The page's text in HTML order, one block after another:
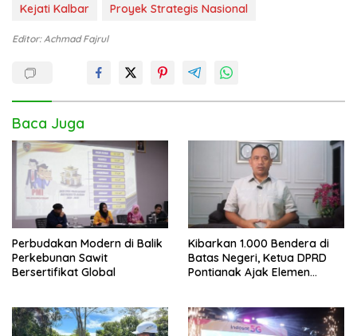
Kejati Kalbar
Proyek Strategis Nasional
Editor: Achmad Fajrul
Baca Juga
Perbudakan Modern di Balik
Perkebunan Sawit
Bersertifikat Global
Kibarkan 1.000 Bendera di
Batas Negeri, Ketua DPRD
Pontianak Ajak Elemen